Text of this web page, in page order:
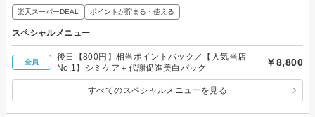
楽天スーパーDEAL ポイントが貯まる・使える
スペシャルメニュー
全員
後日【800円】相当ポイントバック／【人気当店
No.1】シミケア＋代謝促進美白パック
￥8,800
すべてのスペシャルメニューを見る